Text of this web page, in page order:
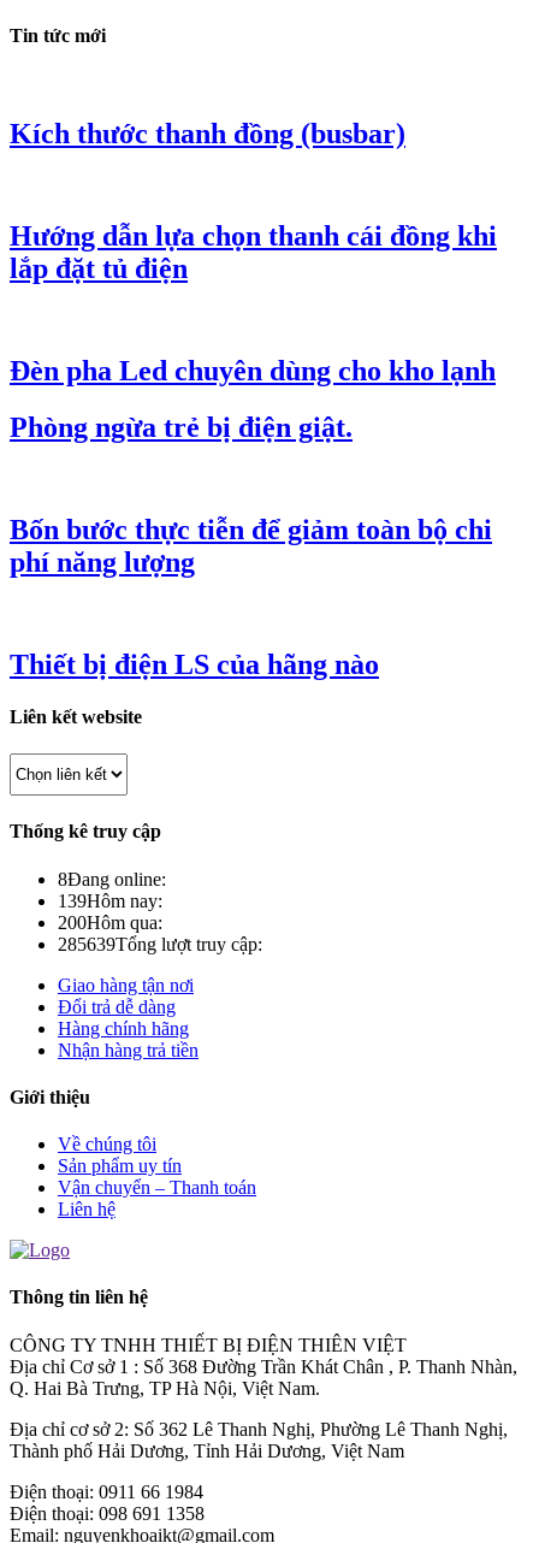
Tin tức mới
Kích thước thanh đồng (busbar)
Hướng dẫn lựa chọn thanh cái đồng khi
lắp đặt tủ điện
Đèn pha Led chuyên dùng cho kho lạnh
Phòng ngừa trẻ bị điện giật.
Bốn bước thực tiễn để giảm toàn bộ chi
phí năng lượng
Thiết bị điện LS của hãng nào
Liên kết website
Thống kê truy cập
8Đang online:
139Hôm nay:
200Hôm qua:
285639Tổng lượt truy cập:
Giao hàng tận nơi
Đổi trả dễ dàng
Hàng chính hãng
Nhận hàng trả tiền
Giới thiệu
Về chúng tôi
Sản phẩm uy tín
Vận chuyển – Thanh toán
Liên hệ
Thông tin liên hệ
CÔNG TY TNHH THIẾT BỊ ĐIỆN THIÊN VIỆT
Địa chỉ Cơ sở 1 : Số 368 Đường Trần Khát Chân , P. Thanh Nhàn,
Q. Hai Bà Trưng, TP Hà Nội, Việt Nam.
Địa chỉ cơ sở 2: Số 362 Lê Thanh Nghị, Phường Lê Thanh Nghị,
Thành phố Hải Dương, Tỉnh Hải Dương, Việt Nam
Điện thoại: 0911 66 1984
Điện thoại: 098 691 1358
Email: nguyenkhoaikt@gmail.com